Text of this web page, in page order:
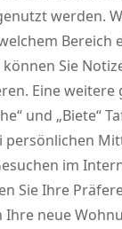
werden.
Bereich
Sie
Eine
und „Biete“
persönlichen
im
Sie Ihre
neue